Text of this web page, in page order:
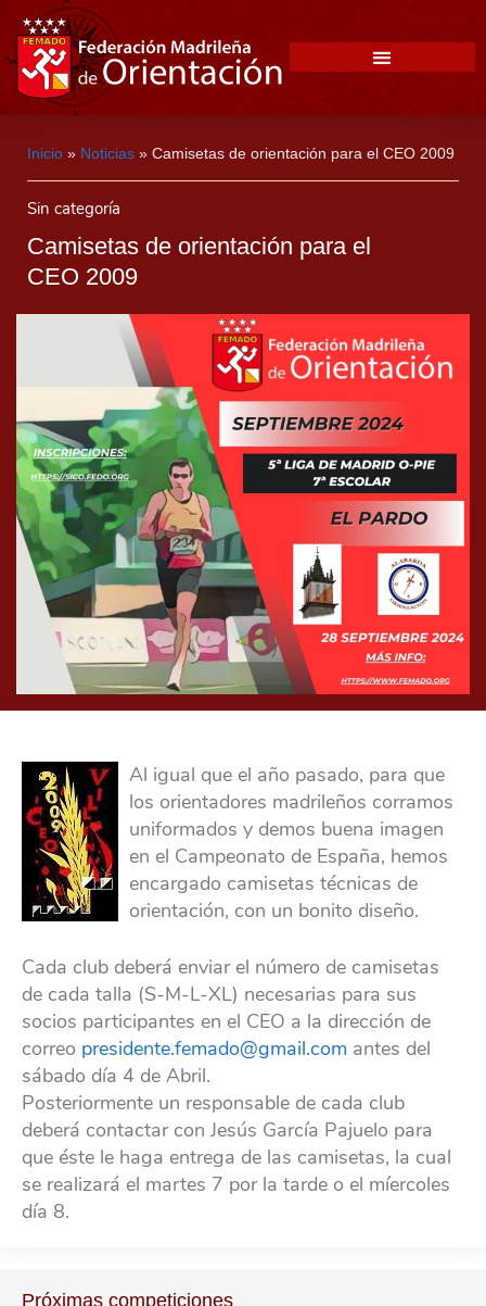
Inicio » Noticias » Camisetas de orientación para el CEO 2009
Sin categoría
Camisetas de orientación para el
CEO 2009
Al igual que el año pasado, para que
los orientadores madrileños corramos
uniformados y demos buena imagen
en el Campeonato de España, hemos
encargado camisetas técnicas de
orientación, con un bonito diseño.
Cada club deberá enviar el número de camisetas
de cada talla (S-M-L-XL) necesarias para sus
socios participantes en el CEO a la dirección de
correo presidente.femado@gmail.com antes del
sábado día 4 de Abril.
Posteriormente un responsable de cada club
deberá contactar con Jesús García Pajuelo para
que éste le haga entrega de las camisetas, la cual
se realizará el martes 7 por la tarde o el míercoles
día 8.
Próximas competiciones